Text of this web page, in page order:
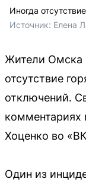
Иногда
Источник: Елена
Жители Омска
отсутствие
отключений.
комментариях
Хоценко во
Один из